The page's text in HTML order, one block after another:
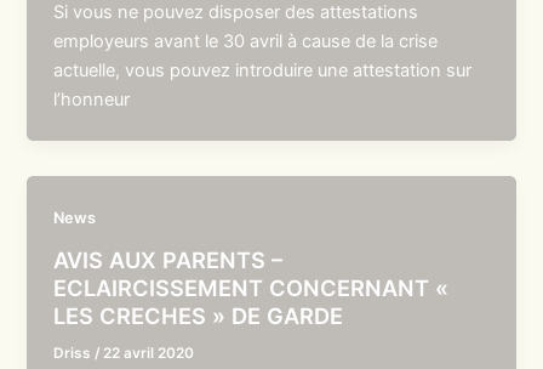
Si vous ne pouvez disposer des attestations
employeurs avant le 30 avril à cause de la crise
actuelle, vous pouvez introduire une attestation sur
l’honneur
News
AVIS AUX PARENTS –
ECLAIRCISSEMENT CONCERNANT «
LES CRECHES » DE GARDE
Driss / 22 avril 2020